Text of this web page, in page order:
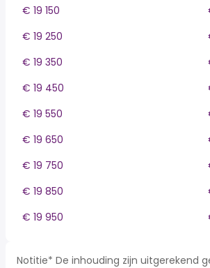
€ 19 150
€ 19 250
€ 19 350
€ 19 450
€ 19 550
€ 19 650
€ 19 750
€ 19 850
€ 19 950
Notitie* De inhouding zijn uitgerekend